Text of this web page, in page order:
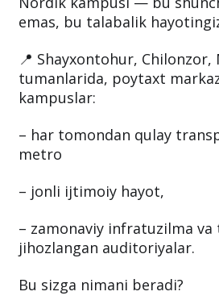
emas, bu talabalik
📍 Shayxontohur, Chilonzor,
tumanlarida, poytaxt
kampuslar:
– har tomondan qulay
metro
– jonli ijtimoiy hayot,
– zamonaviy infratuzilma
jihozlangan auditoriyalar.
Bu sizga nimani beradi?